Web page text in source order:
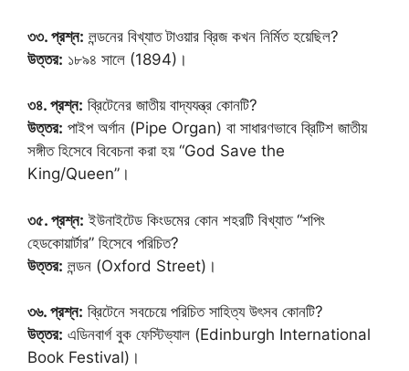
৩৩. প্রশ্ন: লন্ডনের বিখ্যাত টাওয়ার ব্রিজ কখন নির্মিত হয়েছিল?
উত্তর: ১৮৯৪ সালে (1894)।
৩৪. প্রশ্ন: ব্রিটেনের জাতীয় বাদ্যযন্ত্র কোনটি?
উত্তর: পাইপ অর্গান (Pipe Organ) বা সাধারণভাবে ব্রিটিশ জাতীয়
সঙ্গীত হিসেবে বিবেচনা করা হয় “God Save the
King/Queen”।
৩৫. প্রশ্ন: ইউনাইটেড কিংডমের কোন শহরটি বিখ্যাত “শপিং
হেডকোয়ার্টার” হিসেবে পরিচিত?
উত্তর: লন্ডন (Oxford Street)।
৩৬. প্রশ্ন: ব্রিটেনে সবচেয়ে পরিচিত সাহিত্য উৎসব কোনটি?
উত্তর: এডিনবার্গ বুক ফেস্টিভ্যাল (Edinburgh International
Book Festival)।